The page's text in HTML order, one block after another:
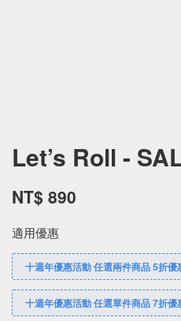
Let’s Roll -
NT$ 890
適用優惠
十週年優惠活動 任選兩件商品 5折優
十週年優惠活動 任選單件商品 7折優